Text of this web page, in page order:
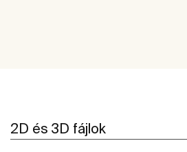
2D és 3D fájlok